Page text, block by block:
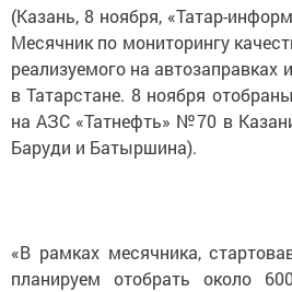
(Казань, 8 ноября, «Татар-
Месячник по мониторингу
реализуемого на автозаправках
в Татарстане. 8 ноября
на АЗС «Татнефть» №70 в
Баруди и Батыршина).
«В рамках месячника,
планируем отобрать около